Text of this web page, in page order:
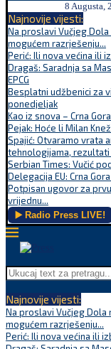
8 Augusta,
Najnovije vijesti:
Na proslavi Vučjeg
mogućem razrješenju...
Perić: Ili nova većina ili
Dragaš: Saradnja sa
EPCG
Besplatni udžbenici za
ponedjeljak
Kao iz snova – Crna
Pejak: Hoće li Milan
Spajić: Otvaramo vrata
tehnologijama, rezultati
Serbian Times: Vučić
Delegacija EU: Crna
Potpisan ugovor za
vrijednu...
▶️ Radio Press LIVE!
Najnovije vijesti:
Na proslavi Vučjeg
mogućem razrješenju...
Perić: Ili nova većina ili